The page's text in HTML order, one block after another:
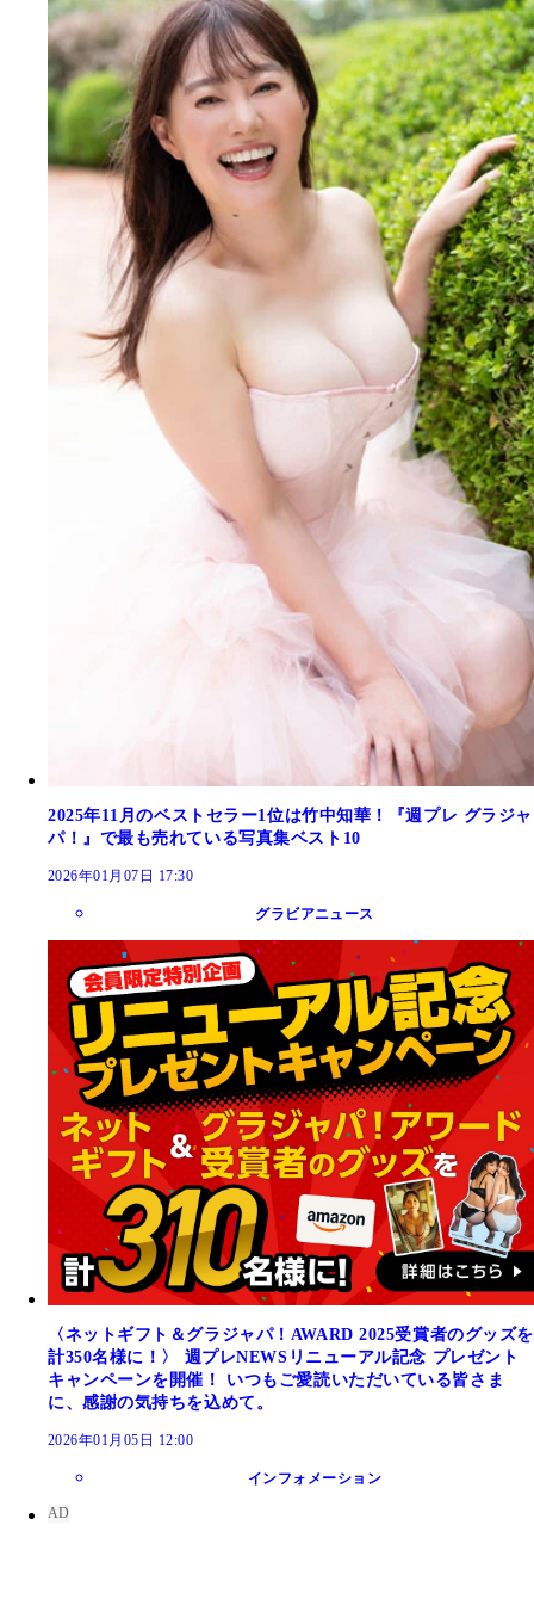
2025年11月のベストセラー1位は竹中知華！『週プレ グラジャ
パ！』で最も売れている写真集ベスト10
2026年01月07日 17:30
グラビアニュース
〈ネットギフト＆グラジャパ！AWARD 2025受賞者のグッズを
計350名様に！〉 週プレNEWSリニューアル記念 プレゼント
キャンペーンを開催！ いつもご愛読いただいている皆さま
に、感謝の気持ちを込めて。
2026年01月05日 12:00
インフォメーション